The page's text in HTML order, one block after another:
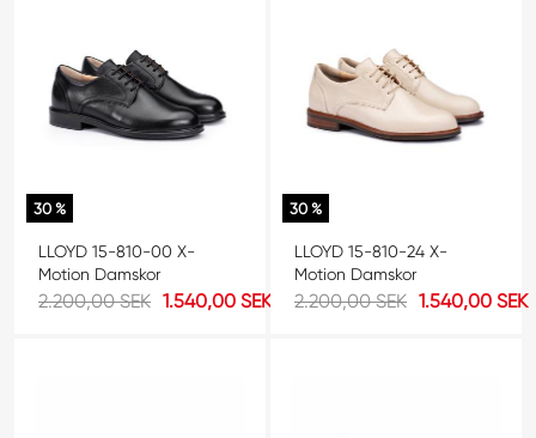
30 %
LLOYD 15-810-00 X-
Motion Damskor
2.200,00 SEK 1.540,00 SEK
30 %
LLOYD 15-810-24 X-
Motion Damskor
2.200,00 SEK 1.540,00 SEK